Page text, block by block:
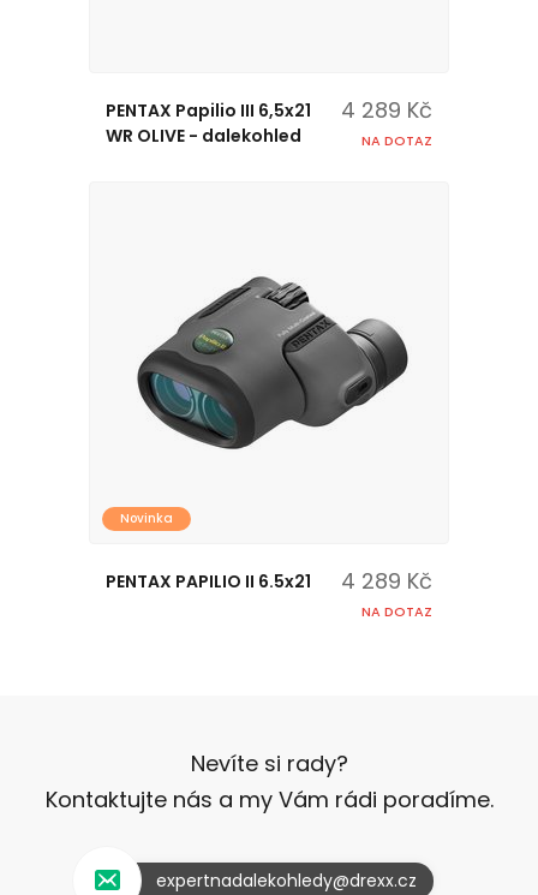
PENTAX Papilio III 6,5x21
WR OLIVE - dalekohled
4 289 Kč
NA DOTAZ
Novinka
PENTAX PAPILIO II 6.5x21 4 289 Kč
NA DOTAZ
Nevíte si rady?
Kontaktujte nás a my Vám rádi poradíme.
expertnadalekohledy@drexx.cz